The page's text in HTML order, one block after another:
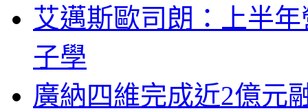
艾邁斯歐司朗：上半
子學
廣納四維完成近2億元